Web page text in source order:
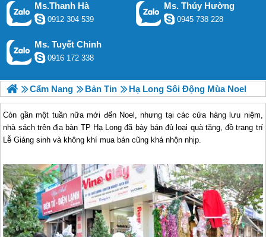
Ms.Thanh Hà
0912 304 539
Ms. Thúy Hường
0945 738 228
Ms. Tuyết Chinh
0916 172 338
Cẩm Nang Bản Tin Hạ Long Sôi Động Mùa Noel
Còn gần một tuần nữa mới đến Noel, nhưng tại các cửa hàng lưu niệm,
nhà sách trên địa bàn TP Hạ Long đã bày bán đủ loại quà tặng, đồ trang trí
Lễ Giáng sinh và không khí mua bán cũng khá nhộn nhịp.